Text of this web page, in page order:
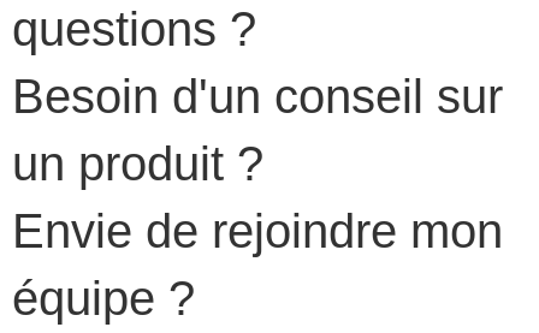
questions ?
Besoin d'un conseil sur
un produit ?
Envie de rejoindre mon
équipe ?